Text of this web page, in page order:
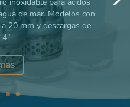
canteras y lodos.
máximo de 372
m y con potencias de
HP